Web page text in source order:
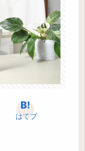
はてブ